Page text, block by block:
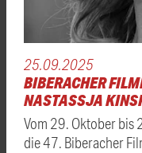
25.09.2025
BIBERACHER
NASTASSJA
Vom 29. Oktober bis
die 47. Biberacher